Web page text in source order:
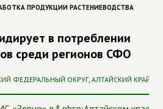
ПРОДУКЦИИ РАСТЕНИЕВОДСТВА
в потреблении
среди регионов СФО
ФЕДЕРАЛЬНЫЙ ОКРУГ, АЛТАЙСКИЙ КРАЙ